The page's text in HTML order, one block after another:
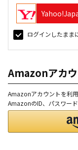
ログインしたまま
Amazonアカ
Amazonアカウントを利
AmazonのID、パスワー